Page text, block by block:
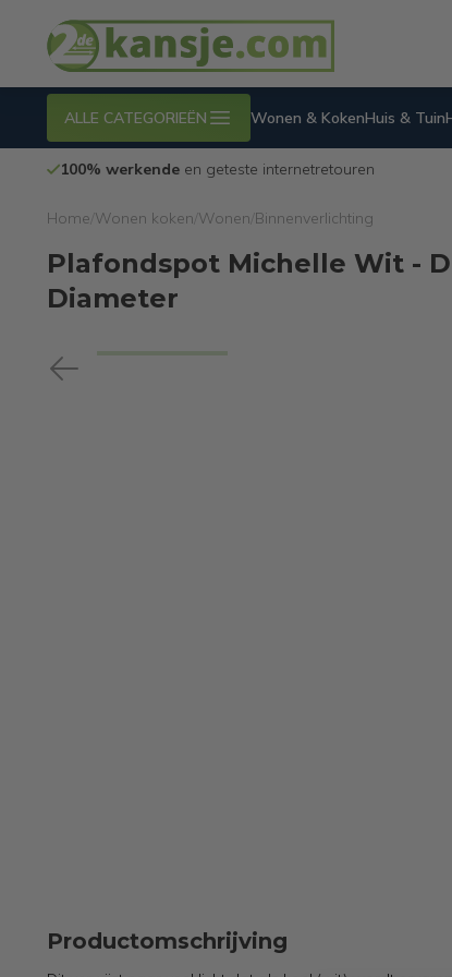
ALLE CATEGORIEËN Wonen & KokenHuis & Tuin
100% werkendeen geteste internetretouren
Home Wonen koken Wonen Binnenverlichting
Plafondspot Michelle Wit -
Diameter
Productomschrijving